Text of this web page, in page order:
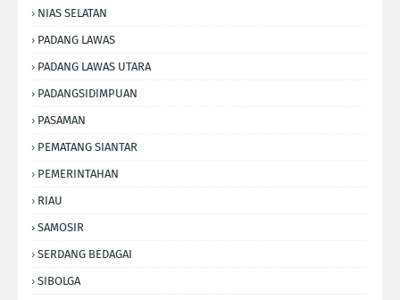
NIAS SELATAN
PADANG LAWAS
PADANG LAWAS UTARA
PADANGSIDIMPUAN
PASAMAN
PEMATANG SIANTAR
PEMERINTAHAN
RIAU
SAMOSIR
SERDANG BEDAGAI
SIBOLGA